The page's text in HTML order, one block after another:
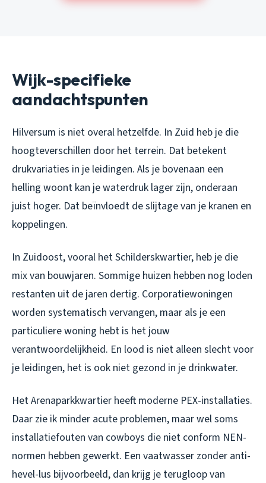
Wijk-specifieke
aandachtspunten
Hilversum is niet overal hetzelfde. In Zuid heb je die
hoogteverschillen door het terrein. Dat betekent
drukvariaties in je leidingen. Als je bovenaan een
helling woont kan je waterdruk lager zijn, onderaan
juist hoger. Dat beïnvloedt de slijtage van je kranen en
koppelingen.
In Zuidoost, vooral het Schilderskwartier, heb je die
mix van bouwjaren. Sommige huizen hebben nog loden
restanten uit de jaren dertig. Corporatiewoningen
worden systematisch vervangen, maar als je een
particuliere woning hebt is het jouw
verantwoordelijkheid. En lood is niet alleen slecht voor
je leidingen, het is ook niet gezond in je drinkwater.
Het Arenaparkkwartier heeft moderne PEX-installaties.
Daar zie ik minder acute problemen, maar wel soms
installatiefouten van cowboys die niet conform NEN-
normen hebben gewerkt. Een vaatwasser zonder anti-
hevel-lus bijvoorbeeld, dan krijg je terugloop van